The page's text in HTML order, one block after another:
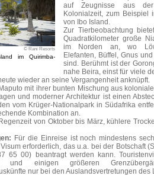
© Rani Resorts
im Quirimba-
auf Zeugnisse aus der
Kolonialzeit, zum Beispiel
von Ibo Island.
Zur Tierbeobachtung
Quadratkilometer große
im Norden an, wo
Elefanten, Büffel, Gnus
sind. Berühmt ist der
nahe Beira, einst für viele
wieder an seine Vergangenheit anknüpft.
mit ihrer bunten Mischung aus
und moderner Architektur ist einen
vom Krüger-Nationalpark in Südafrika
Kombination an.
von Oktober bis März, kühlere
Für die Einreise ist noch mindestens
erforderlich, das u.a. bei der Botschaft
65 00) beantragt werden kann.
und einigen größeren
nur bei den Auslandsvertretungen des